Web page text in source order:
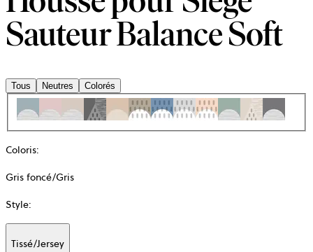
Sauteur Balance Soft
Tous Neutres Colorés
Coloris:
Gris foncé/Gris
Style:
Tissé/Jersey